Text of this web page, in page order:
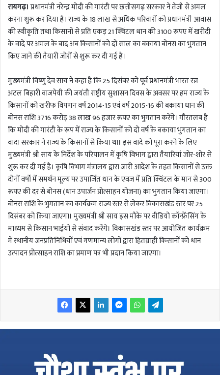
रायगढ़। प्रधानमंत्री नरेन्द्र मोदी की गारंटी पर छत्तीसगढ़ सरकार ने तेजी से अमल
करना शुरू कर दिया है। राज्य के 18 लाख से अधिक परिवारों को प्रधानमंत्री आवास
की स्वीकृति तथा किसानों से प्रति एकड़ 21 क्विंटल धान की 3100 रूपए में खरीदी
के वादे पर अमल के बाद अब किसानों को दो साल का बकाया बोनस का भुगतान
किए जाने की तैयारी जोरों से शुरू कर दी गई है।
मुख्यमंत्री विष्णु देव साय ने कहा है कि 25 दिसंबर को पूर्व प्रधानमंत्री भारत रत्न
अटल बिहारी वाजपेयी की जयंती राष्ट्रीय सुशासन दिवस के अवसर पर हम राज्य के
किसानों को खरीफ विपणन वर्ष 2014-15 एवं वर्ष 2015-16 की बकाया धान की
बोनस राशि 3716 करोड़ 38 लाख 96 हजार रूपए का भुगतान करेंगे। गौरतलब है
कि मोदी की गारंटी के रूप में राज्य के किसानों को दो वर्ष के बकाया भुगतान का
वादा सरकार ने राज्य के किसानों से किया था। इस वादे को पूरा करने के लिए
मुख्यमंत्री श्री साय के निर्देश के परिपालन में कृषि विभाग द्वारा तैयारियां जोर-शोर से
शुरू कर दी गई है। कृषि विभाग मंत्रालय द्वारा जारी आदेश के तहत किसानों से उक्त
दोनों वर्षों में समर्थन मूल्य पर उपार्जित धान के एवज में प्रति क्विंटल के मान से 300
रूपए की दर से बोनस (धान उपार्जन प्रोत्साहन योजना) का भुगतान किया जाएगा।
बोनस राशि के भुगतान का कार्यक्रम राज्य स्तर से लेकर विकासखंड स्तर पर 25
दिसंबर को किया जाएगा। मुख्यमंत्री श्री साय इस मौके पर वीडियो कॉन्फ्रेंसिंग के
माध्यम से किसान भाईयों से संवाद करेंगे। विकासखंड स्तर पर आयोजित कार्यक्रम
में स्थानीय जनप्रतिनिधियों एवं गणमान्य लोगों द्वारा हितग्राही किसानों को धान
उत्पादन प्रोत्साहन राशि का प्रमाण पत्र भी प्रदान किया जाएगा।